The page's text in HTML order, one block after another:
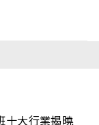
十大行業揭曉